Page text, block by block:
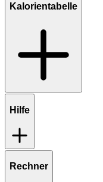
Kalorientabelle
Hilfe
Rechner